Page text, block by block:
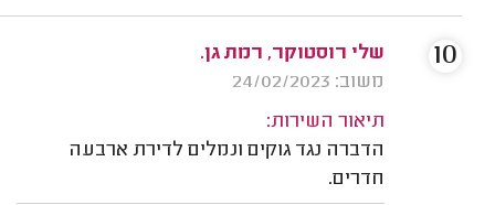
שלי רוסטוקר, רמת גן.
משוב: 24/02/2023
תיאור השירות:
הדברה נגד גוקים ונמלים לדירת ארבעה
חדרים.
10